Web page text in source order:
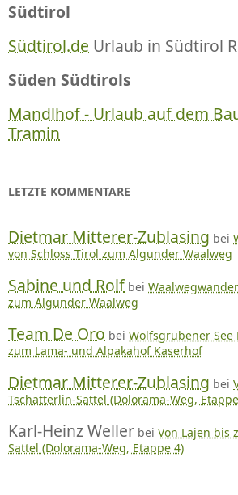
Südtirol
Südtirol.de Urlaub in Südtirol
Süden Südtirols
Mandlhof - Urlaub auf dem
Tramin
LETZTE KOMMENTARE
Dietmar Mitterer-Zublasing bei
von Schloss Tirol zum Algunder Waalweg
Sabine und Rolf bei
zum Algunder Waalweg
Team De Oro bei Wolfsgrubener
zum Lama- und Alpakahof Kaserhof
Dietmar Mitterer-Zublasing bei
Tschatterlin-Sattel (Dolorama-Weg,
Karl-Heinz Weller bei Von Lajen bis
Sattel (Dolorama-Weg, Etappe 4)